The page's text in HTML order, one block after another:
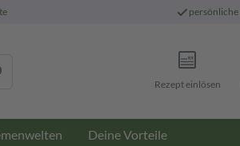
persönliche
Rezept einlösen
Deine Vorteile